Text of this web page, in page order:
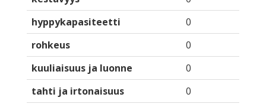
hyppykapasiteetti
0
rohkeus
0
kuuliaisuus ja luonne
0
tahti ja irtonaisuus
0